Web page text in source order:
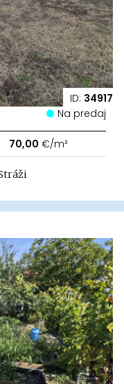
ID: 34917
Na predaj
70,00 €/m²